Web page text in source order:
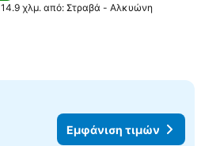
14.9 χλμ. από: Στραβά - Αλκυώνη
Εμφάνιση τιμών